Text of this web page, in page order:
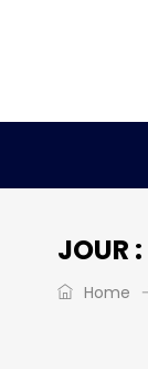
JOUR :
Home